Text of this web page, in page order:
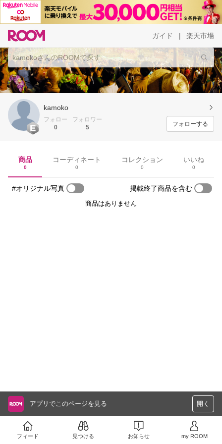
ガイド 楽天市場
kamoko
フォロー
0
フォロワー
5
フォローする
商品
0
コーディネート
0
コレクション
0
いいね
0
#オリジナル写真 掲載終了商品を含む
商品はありません
アプリでこのページを見る 開く
フィード 見つける お知らせ my ROOM